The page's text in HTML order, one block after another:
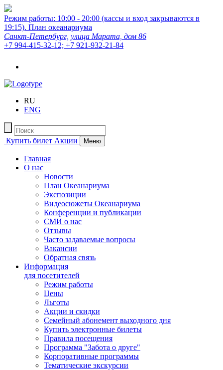
Режим работы: 10:00 - 20:00 (кассы и вход закрываются в
19:15). План океанариума
Санкт-Петербург, улица Марата, дом 86
+7 994-415-32-12; +7 921-932-21-84
RU
ENG
Купить билет Акции Меню
Главная
О нас
Новости
План Океанариума
Экспозиции
Видеосюжеты Океанариума
Конференции и публикации
СМИ о нас
Отзывы
Часто задаваемые вопросы
Вакансии
Обратная связь
Информация
для посетителей
Режим работы
Цены
Льготы
Акции и скидки
Семейный абонемент выходного дня
Купить электронные билеты
Правила посещения
Программа "Забота о друге"
Корпоративные программы
Тематические экскурсии